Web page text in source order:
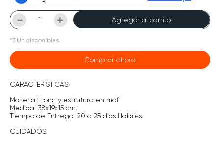
＋
－ Agregar al carrito
*5 Un disponibles.
Comprar ahora
CARACTERISTICAS:
Material: Lona y estrutura en mdf.
Medida: 38x19x15 cm.
Tiempo de Entrega: 20 a 25 dias Habiles.
CUIDADOS: